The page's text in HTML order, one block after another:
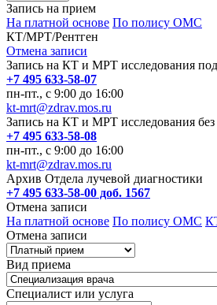
Запись на прием
На платной основе По полису ОМС
КТ/МРТ/Рентген
Отмена записи
Запись на КТ и МРТ исследования
+7 495 633-58-07
пн-пт., с 9:00 до 16:00
kt-mrt@zdrav.mos.ru
Запись на КТ и МРТ исследования без
+7 495 633-58-08
пн-пт., с 9:00 до 16:00
kt-mrt@zdrav.mos.ru
Архив Отдела лучевой диагностики
+7 495 633-58-00 доб. 1567
Отмена записи
На платной основе По полису ОМС
Отмена записи
Вид приема
Специалист или услуга